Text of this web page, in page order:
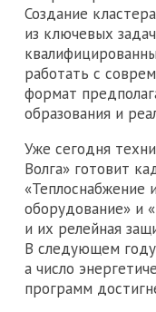
Создание
из ключевых
работать с
формат
образования и
Уже сегодня
Волга» готовит
«Теплоснабжение
оборудование» и
и их релейная
В следующем
а число
программ